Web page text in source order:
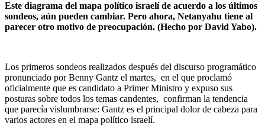
Este diagrama del mapa político israelí de acuerdo a los últimos
sondeos, aún pueden cambiar. Pero ahora, Netanyahu tiene al
parecer otro motivo de preocupación. (Hecho por David Yabo).
Los primeros sondeos realizados después del discurso programático
pronunciado por Benny Gantz el martes, en el que proclamó
oficialmente que es candidato a Primer Ministro y expuso sus
posturas sobre todos los temas candentes, confirman la tendencia
que parecía vislumbrarse: Gantz es el principal dolor de cabeza para
varios actores en el mapa político israelí.